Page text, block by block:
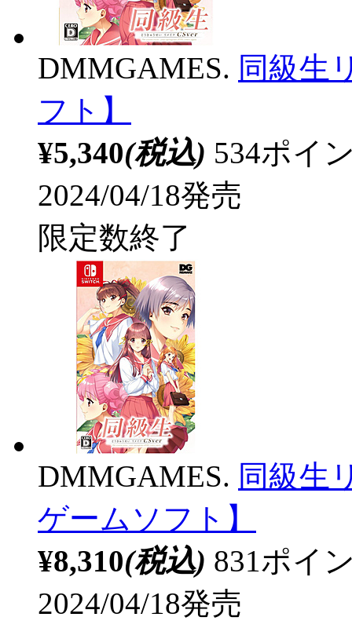
DMMGAMES. 同級生
フト】
¥5,340(税込) 534ポイ
2024/04/18発売
限定数終了
DMMGAMES. 同級生
ゲームソフト】
¥8,310(税込) 831ポイ
2024/04/18発売